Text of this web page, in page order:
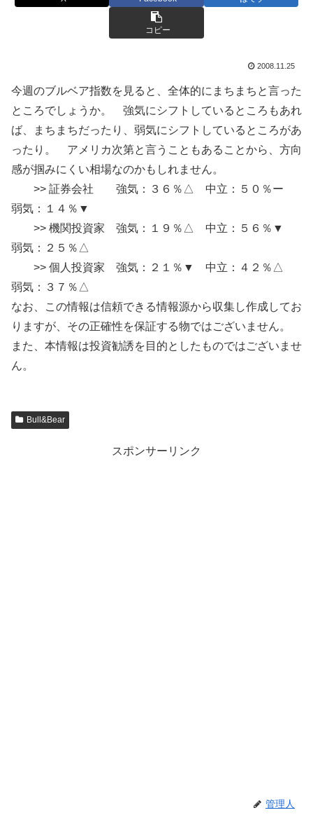
コピー
2008.11.25
今週のブルベア指数を見ると、全体的にまちまちと言った
ところでしょうか。 強気にシフトしているところもあれ
ば、まちまちだったり、弱気にシフトしているところがあ
ったり。 アメリカ次第と言うこともあることから、方向
感が掴みにくい相場なのかもしれません。
>> 証券会社 強気：３６％△ 中立：５０％ー
弱気：１４％▼
>> 機関投資家 強気：１９％△ 中立：５６％▼
弱気：２５％△
>> 個人投資家 強気：２１％▼ 中立：４２％△
弱気：３７％△
なお、この情報は信頼できる情報源から収集し作成してお
りますが、その正確性を保証する物ではございません。
また、本情報は投資勧誘を目的としたものではございませ
ん。
Bull&Bear
スポンサーリンク
管理人